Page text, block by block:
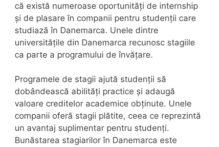
că există numeroase oportunități de internship
și de plasare în companii pentru studenții care
studiază în Danemarca. Unele dintre
universitățile din Danemarca recunosc stagiile
ca parte a programului de învățare.
Programele de stagii ajută studenții să
dobândească abilități practice și adaugă
valoare creditelor academice obținute. Unele
companii oferă stagii plătite, ceea ce reprezintă
un avantaj suplimentar pentru studenți.
Bunăstarea stagiarilor în Danemarca este